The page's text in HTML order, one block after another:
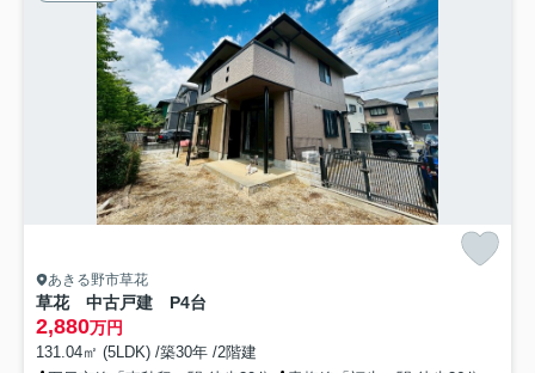
あきる野市草花
草花 中古戸建 P4台
2,880万円
131.04㎡ (5LDK) /築30年 /2階建